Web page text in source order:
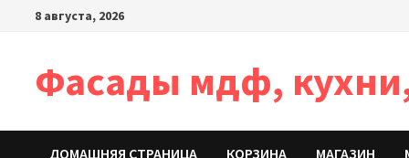
Перейти8 августа, 2026
Фасады мдф,
ДОМАШНЯЯ СТРАНИЦА КОРЗИНА МАГАЗИН